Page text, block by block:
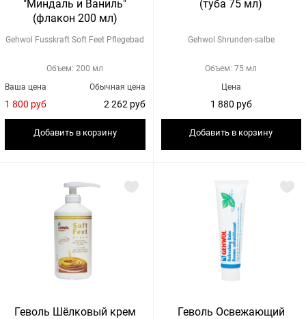
"Миндаль и Ваниль"
(флакон 200 мл)
Gehwol Fusskraft Soft Feet Pflegebad
Объем: 200 мл
Обычная цена
2 262 руб
Ваша цена
1 800 руб
Добавить в корзину
(туба 75 мл)
Gehwol Shrunden-salbe
Объем: 75 мл
Цена
1 880 руб
Добавить в корзину
Геволь Шёлковый крем
Геволь Освежающий